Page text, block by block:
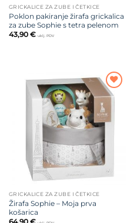
GRICKALICE ZA ZUBE I ČETKICE
Poklon pakiranje žirafa grickalica
za zube Sophie s tetra pelenom
43,90 € uklj. PDV
Dodajte
na listu
želja
GRICKALICE ZA ZUBE I ČETKICE
Žirafa Sophie – Moja prva
košarica